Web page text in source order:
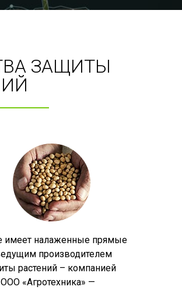
ЗАЩИТЫ
имеет налаженные прямые
производителем
растений – компанией
«Агротехника» —